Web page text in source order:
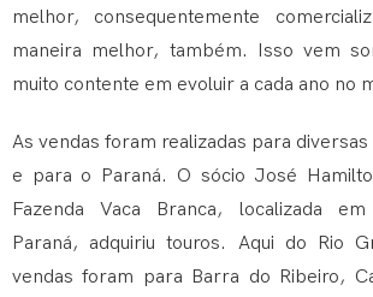
melhor, consequentemente
maneira melhor, também. Isso vem
muito contente em evoluir a cada ano no
As vendas foram realizadas para
e para o Paraná. O sócio José
Fazenda Vaca Branca, localizada
Paraná, adquiriu touros. Aqui do Rio
vendas foram para Barra do Ribeiro,